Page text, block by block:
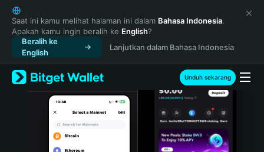
English
日本語
Tiếng Việt
Русский
Español (Latinoamérica)
Türkçe
Italiano
Saat ini kamu melihat halaman ini dalam Bahasa Indonesia.
Apakah kamu ingin beralih ke English?
Beralih ke
English
Lanjutkan dalam Bahasa Indonesia
Unduh sekarang